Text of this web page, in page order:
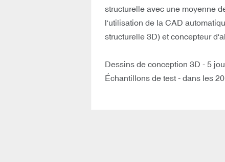
structurelle avec une moyenne
l'utilisation de la CAD
structurelle 3D) et concepteur
Dessins de conception 3D - 5
Échantillons de test - dans les 20